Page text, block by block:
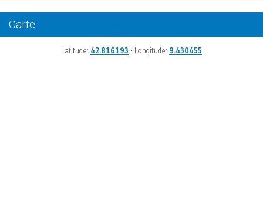
Carte
Latitude: 42.816193 - Longitude: 9.430455